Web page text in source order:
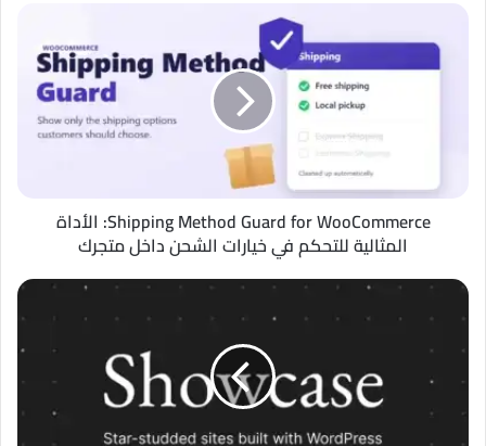
Method
متجرك
Shipping Method Guard for WooCommerce: الأداة
المثالية للتحكم في خيارات الشحن داخل متجرك
إضافة
Lunfio
Configurator
لووردبريس: